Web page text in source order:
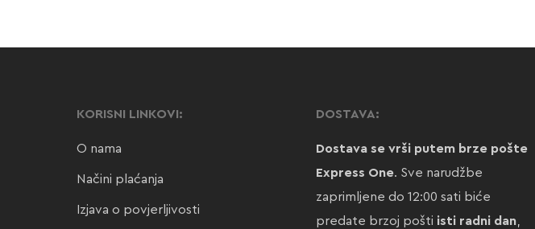
KORISNI LINKOVI:
O nama
Načini plaćanja
Izjava o povjerljivosti
DOSTAVA:
Dostava se vrši putem brze pošte
Express One. Sve narudžbe
zaprimljene do 12:00 sati biće
predate brzoj pošti isti radni dan,